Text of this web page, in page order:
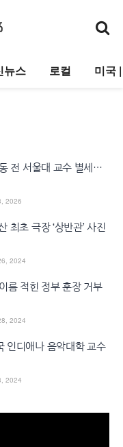
뉴스 로컬 미국
전 서울대 교수 별세…
2026
최초 극장 ‘상반관’ 사진
2024
름 적힌 정부 훈장 거부
2024
인디애나 음악대학 교수
2024